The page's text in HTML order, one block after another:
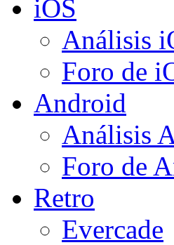
iOS
Análisis
Foro de
Android
Análisis
Foro de
Retro
Evercade